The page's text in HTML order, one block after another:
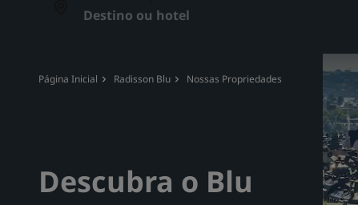
Página Inicial Radisson Blu Nossas Propriedades
Descubra o Blu